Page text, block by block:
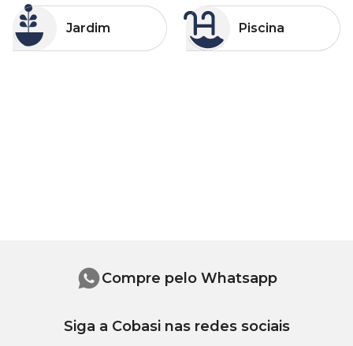
Jardim
Categorias
Piscina
Categorias
Compre pelo Whatsapp
Siga a Cobasi nas redes sociais